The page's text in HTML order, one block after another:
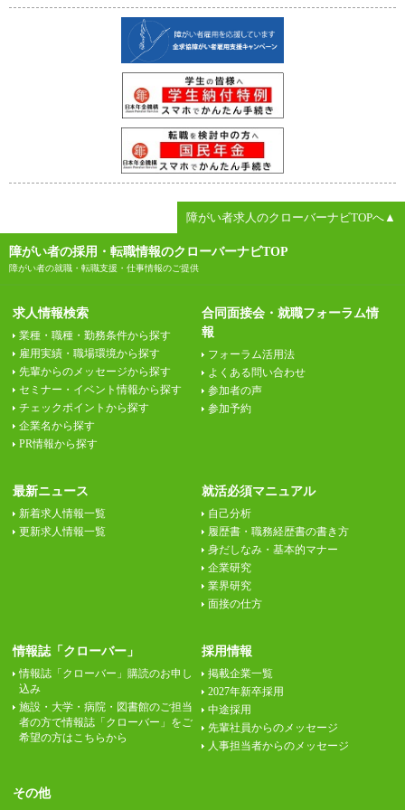
障がい者求人のクローバーナビTOPへ▲
障がい者の採用・転職情報のクローバーナビTOP
障がい者の就職・転職支援・仕事情報のご提供
求人情報検索
業種・職種・勤務条件から探す
雇用実績・職場環境から探す
先輩からのメッセージから探す
セミナー・イベント情報から探す
チェックポイントから探す
企業名から探す
PR情報から探す
合同面接会・就職フォーラム情
報
フォーラム活用法
よくある問い合わせ
参加者の声
参加予約
最新ニュース
新着求人情報一覧
更新求人情報一覧
就活必須マニュアル
自己分析
履歴書・職務経歴書の書き方
身だしなみ・基本的マナー
企業研究
業界研究
面接の仕方
情報誌「クローバー」
情報誌「クローバー」購読のお申し
込み
施設・大学・病院・図書館のご担当
者の方で情報誌「クローバー」をご
希望の方はこちらから
採用情報
掲載企業一覧
2027年新卒採用
中途採用
先輩社員からのメッセージ
人事担当者からのメッセージ
その他